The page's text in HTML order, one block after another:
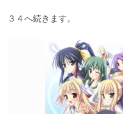
３４へ続きます。